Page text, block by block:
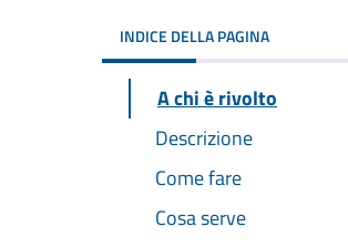
INDICE DELLA PAGINA
A chi è rivolto
Descrizione
Come fare
Cosa serve